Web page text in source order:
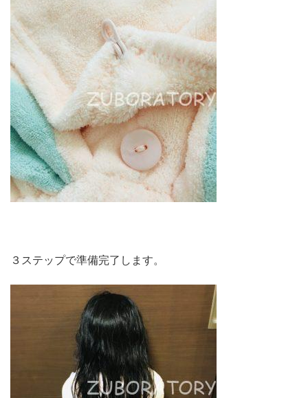
３ステップで準備完了します。